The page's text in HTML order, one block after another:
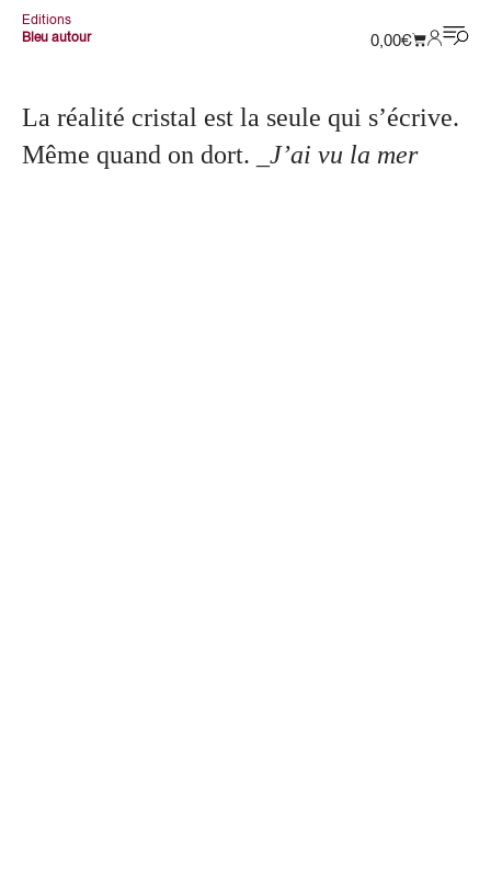
Editions
Bleu autour
0,00€
La réalité cristal est la seule qui s’écrive.
Même quand on dort.
_J’ai vu la mer